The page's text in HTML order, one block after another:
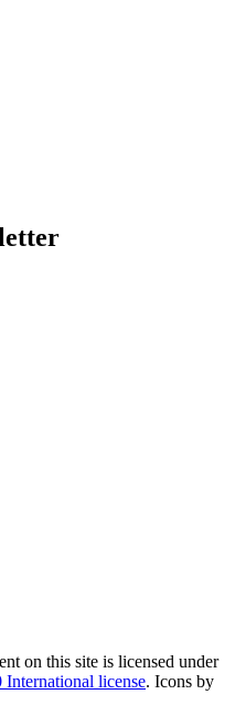
on this site is licensed under
license. Icons by